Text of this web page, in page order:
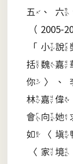
五、六
（
「小
括魏嘉
你〉、
林嘉偉
會向她
如〈填
〈家